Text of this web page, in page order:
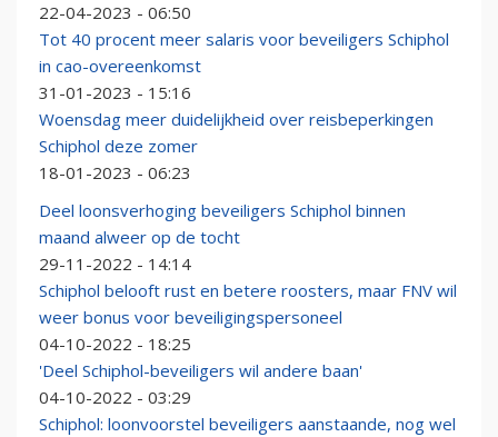
22-04-2023 - 06:50
Tot 40 procent meer salaris voor beveiligers Schiphol
in cao-overeenkomst
31-01-2023 - 15:16
Woensdag meer duidelijkheid over reisbeperkingen
Schiphol deze zomer
18-01-2023 - 06:23
Deel loonsverhoging beveiligers Schiphol binnen
maand alweer op de tocht
29-11-2022 - 14:14
Schiphol belooft rust en betere roosters, maar FNV wil
weer bonus voor beveiligingspersoneel
04-10-2022 - 18:25
'Deel Schiphol-beveiligers wil andere baan'
04-10-2022 - 03:29
Schiphol: loonvoorstel beveiligers aanstaande, nog wel